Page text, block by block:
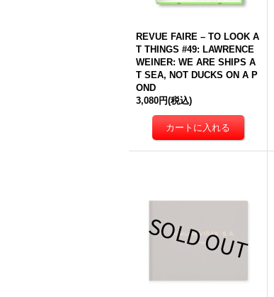
REVUE FAIRE – TO LOOK A
T THINGS #49: LAWRENCE
WEINER: WE ARE SHIPS A
T SEA, NOT DUCKS ON A P
OND
3,080円(税込)